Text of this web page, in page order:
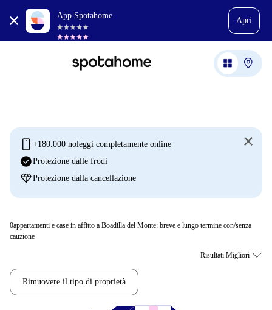
App Spotahome
Apri
mobile +180.000 noleggi completamente online
check_circleProtezione dalle frodi
diamondProtezione dalla cancellazione
0appartamenti e case in affitto a Boadilla del Monte: breve e lungo termine con/senza
cauzione
Rimuovere il tipo di proprietà